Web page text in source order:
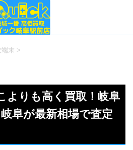
末 >
よりも高く買取！岐阜
阜が最新相場で査定